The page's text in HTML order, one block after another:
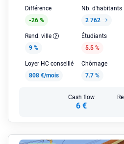
Différence
-26 %
Nb. d'habitants
2 762
Rend. ville
9 %
Étudiants
5.5 %
Loyer HC conseillé
808 €/mois
Chômage
7.7 %
Cash flow
6 €